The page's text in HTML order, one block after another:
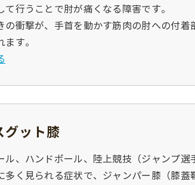
行うことで肘が痛くなる障害です。
の衝撃が、手首を動かす筋肉の肘への付
す。
グット膝
ル、ハンドボール、陸上競技（ジャンプ
く見られる症状で、ジャンパー膝（膝蓋